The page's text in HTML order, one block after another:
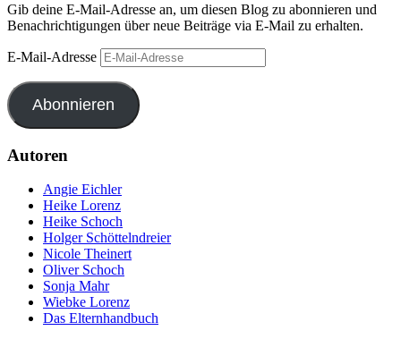
Gib deine E-Mail-Adresse an, um diesen Blog zu abonnieren und
Benachrichtigungen über neue Beiträge via E-Mail zu erhalten.
E-Mail-Adresse
Abonnieren
Autoren
Angie Eichler
Heike Lorenz
Heike Schoch
Holger Schöttelndreier
Nicole Theinert
Oliver Schoch
Sonja Mahr
Wiebke Lorenz
Das Elternhandbuch